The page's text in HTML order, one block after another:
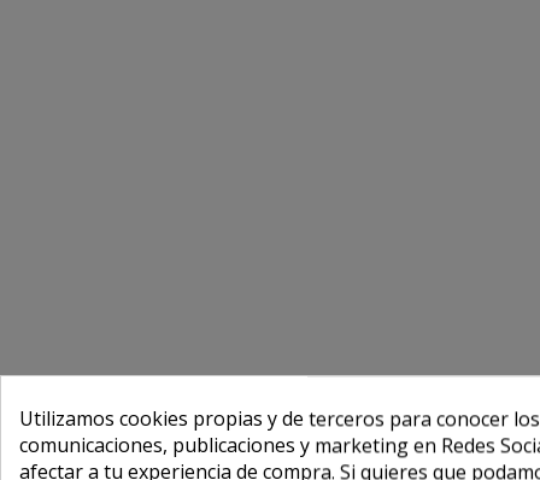
Utilizamos cookies propias y de terceros para conocer
comunicaciones, publicaciones y marketing en Redes
afectar a tu experiencia de compra. Si quieres que